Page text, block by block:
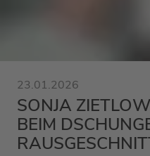
23.01.2026
SONJA
BEIM